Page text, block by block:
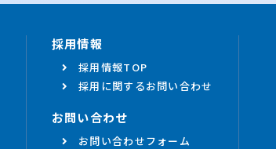
採用情報
採用情報TOP
採用に関するお問い合わせ
お問い合わせ
お問い合わせフォーム